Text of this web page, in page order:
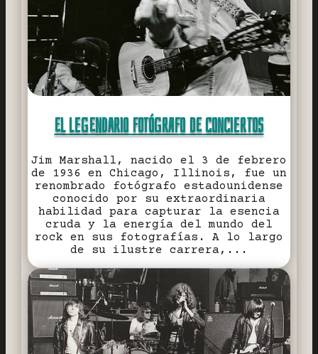
EL LEGENDARIO FOTÓGRAFO DE CONCIERTOS
Jim Marshall, nacido el 3 de febrero
de 1936 en Chicago, Illinois, fue un
renombrado fotógrafo estadounidense
conocido por su extraordinaria
habilidad para capturar la esencia
cruda y la energía del mundo del
rock en sus fotografías. A lo largo
de su ilustre carrera,...